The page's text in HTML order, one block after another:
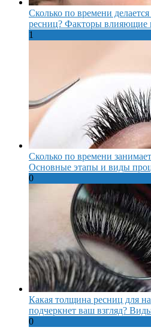
Сколько по времени
ресниц? Факторы влияющие
1
Сколько по времени
Основные этапы и виды
0
Какая толщина ресниц для
подчеркнет ваш взгляд?
0